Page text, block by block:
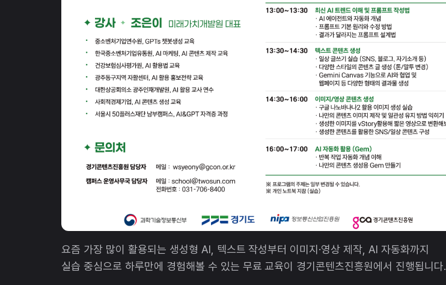
요즘 가장 많이 활용되는 생성형 AI, 텍스트 작성부터 이미지·영상 제작, AI 자동화까지
실습 중심으로 하루만에 경험해볼 수 있는 무료 교육이 경기콘텐츠진흥원에서 진행됩니다.